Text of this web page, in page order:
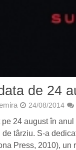
de 24
24/08/2014
24 august în
târziu. S-a
Press, 2010),